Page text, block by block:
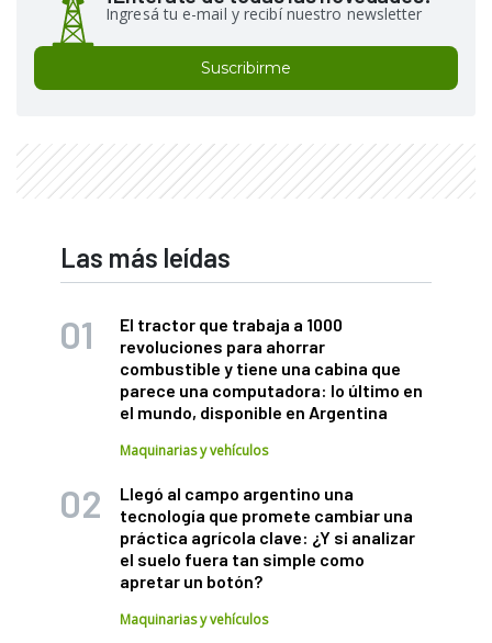
Ingresá tu e-mail y recibí nuestro newsletter
Suscribirme
Las más leídas
El tractor que trabaja a 1000
revoluciones para ahorrar
combustible y tiene una cabina que
parece una computadora: lo último en
el mundo, disponible en Argentina
Maquinarias y vehículos
Llegó al campo argentino una
tecnología que promete cambiar una
práctica agrícola clave: ¿Y si analizar
el suelo fuera tan simple como
apretar un botón?
Maquinarias y vehículos